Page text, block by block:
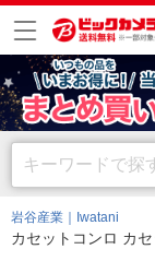
岩谷産業｜Iwatani
カセットコンロ カ